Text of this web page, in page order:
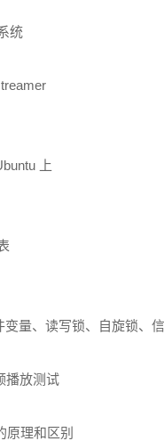
统
上
量、读写锁、自旋锁、
播放测试
原理和区别